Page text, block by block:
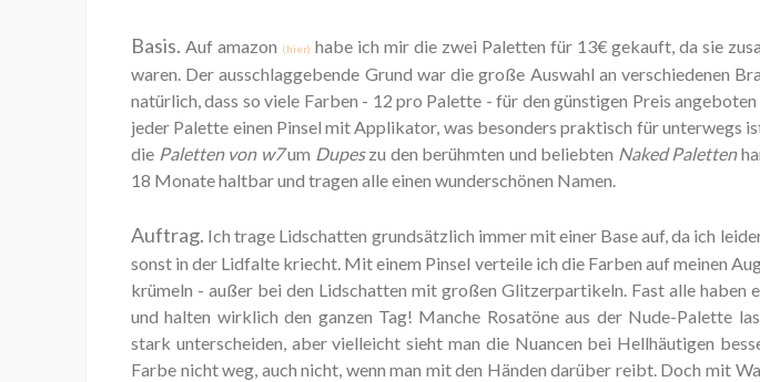
Basis. Auf amazon (hier) habe ich mir die zwei Paletten für 13€ gekauft, da sie
waren. Der ausschlaggebende Grund war die große Auswahl an verschiedenen
natürlich, dass so viele Farben - 12 pro Palette - für den günstigen Preis
jeder Palette einen Pinsel mit Applikator, was besonders praktisch für unterwegs
die Paletten von w7um Dupeszu den berühmten und beliebten Naked Paletten
18 Monate haltbar und tragen alle einen wunderschönen Namen.
Auftrag. Ich trage Lidschatten grundsätzlich immer mit einer Base auf, da ich
sonst in der Lidfalte kriecht. Mit einem Pinsel verteile ich die Farben auf meinen
krümeln - außer bei den Lidschatten mit großen Glitzerpartikeln. Fast alle haben
und halten wirklich den ganzen Tag! Manche Rosatöne aus der Nude-Palette
stark unterscheiden, aber vielleicht sieht man die Nuancen bei Hellhäutigen
Farbe nicht weg, auch nicht, wenn man mit den Händen darüber reibt. Doch mit